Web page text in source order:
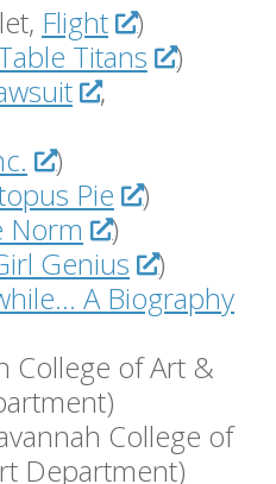
Flight
)
Titans
)
,
)
Pie
)
Norm
)
Genius
)
A Biography
College of Art &
College of
Department)